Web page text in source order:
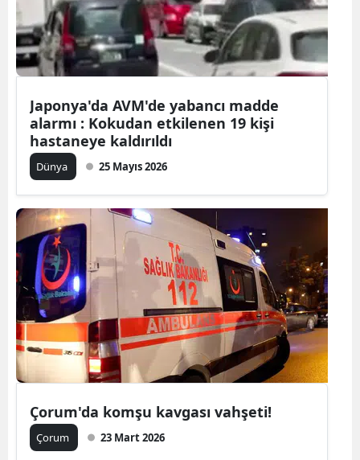
Bitlis
Bolu
Çankırı
Denizli
Diyarbakır
Edirne
Elazığ
Erzincan
Japonya'da AVM'de yabancı madde
alarmı : Kokudan etkilenen 19 kişi
hastaneye kaldırıldı
Dünya 25 Mayıs 2026
Çorum'da komşu kavgası vahşeti!
Çorum 23 Mart 2026